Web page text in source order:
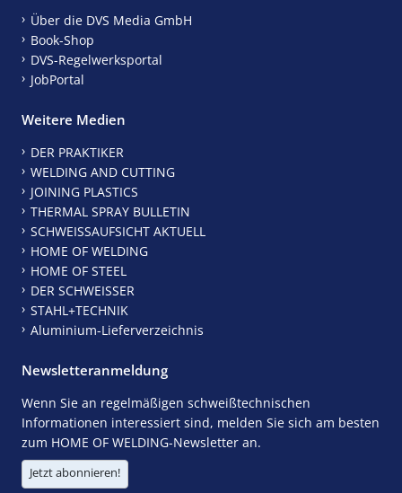
Über die DVS Media GmbH
Book-Shop
DVS-Regelwerksportal
JobPortal
Weitere Medien
DER PRAKTIKER
WELDING AND CUTTING
JOINING PLASTICS
THERMAL SPRAY BULLETIN
SCHWEISSAUFSICHT AKTUELL
HOME OF WELDING
HOME OF STEEL
DER SCHWEISSER
STAHL+TECHNIK
Aluminium-Lieferverzeichnis
Newsletteranmeldung
Wenn Sie an regelmäßigen schweißtechnischen
Informationen interessiert sind, melden Sie sich am besten
zum HOME OF WELDING-Newsletter an.
Jetzt abonnieren!